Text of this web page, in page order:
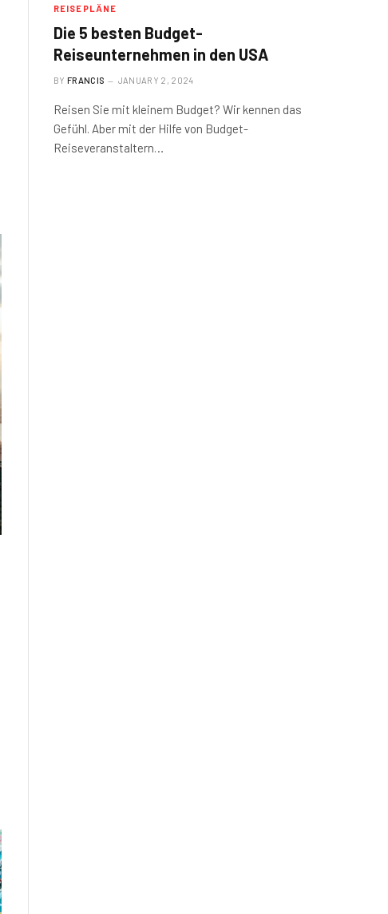
REISEPLÄNE
Die 5 besten Budget-
Reiseunternehmen in den USA
BY FRANCIS JANUARY 2, 2024
Reisen Sie mit kleinem Budget? Wir kennen das
Gefühl. Aber mit der Hilfe von Budget-
Reiseveranstaltern…